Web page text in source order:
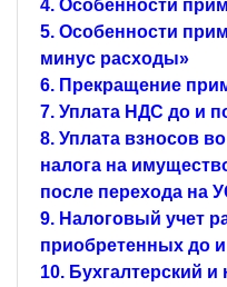
4. Особенности
5. Особенности
минус расходы»
6. Прекращение
7. Уплата НДС до и
8. Уплата взносов
налога на
после перехода на
9. Налоговый учет
приобретенных до
10. Бухгалтерский